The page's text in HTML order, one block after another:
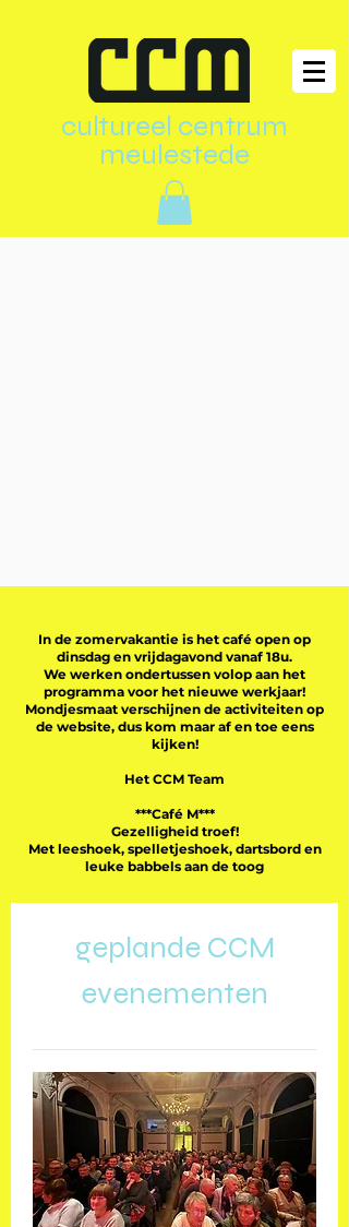
cultureel centrum
meulestede
In de zomervakantie is het café open op
dinsdag en vrijdagavond vanaf 18u.
We werken ondertussen volop aan het
programma voor het nieuwe werkjaar!
Mondjesmaat verschijnen de activiteiten op
de website, dus kom maar af en toe eens
kijken!
Het CCM Team
***Café M***
Gezelligheid troef!
Met leeshoek, spelletjeshoek, dartsbord en
leuke babbels aan de toog
geplande CCM
evenementen